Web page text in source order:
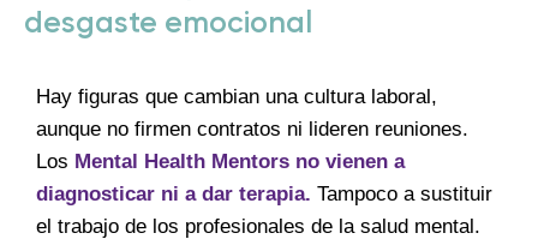
desgaste emocional
Hay figuras que cambian una cultura laboral,
aunque no firmen contratos ni lideren reuniones.
Los Mental Health Mentors no vienen a
diagnosticar ni a dar terapia. Tampoco a sustituir
el trabajo de los profesionales de la salud mental.